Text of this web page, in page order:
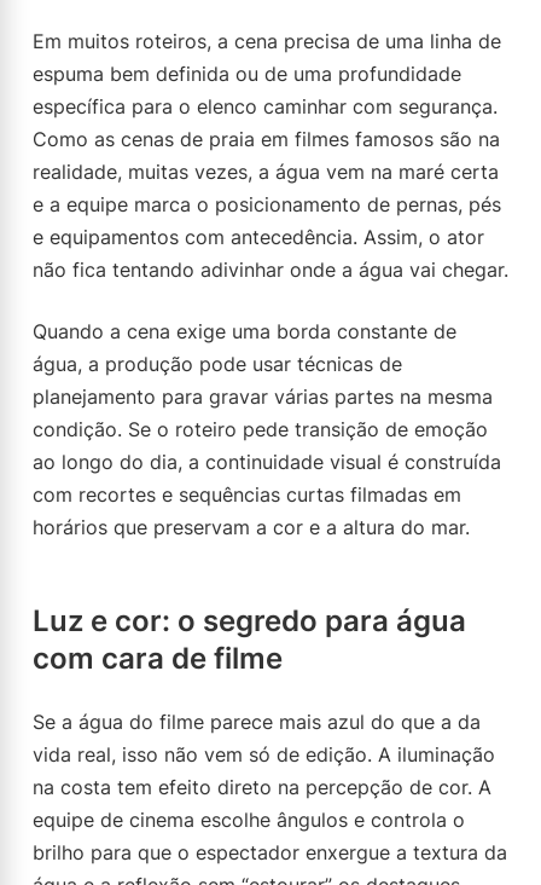
Em muitos roteiros, a cena precisa de uma linha de
espuma bem definida ou de uma profundidade
específica para o elenco caminhar com segurança.
Como as cenas de praia em filmes famosos são na
realidade, muitas vezes, a água vem na maré certa
e a equipe marca o posicionamento de pernas, pés
e equipamentos com antecedência. Assim, o ator
não fica tentando adivinhar onde a água vai chegar.
Quando a cena exige uma borda constante de
água, a produção pode usar técnicas de
planejamento para gravar várias partes na mesma
condição. Se o roteiro pede transição de emoção
ao longo do dia, a continuidade visual é construída
com recortes e sequências curtas filmadas em
horários que preservam a cor e a altura do mar.
Luz e cor: o segredo para água
com cara de filme
Se a água do filme parece mais azul do que a da
vida real, isso não vem só de edição. A iluminação
na costa tem efeito direto na percepção de cor. A
equipe de cinema escolhe ângulos e controla o
brilho para que o espectador enxergue a textura da